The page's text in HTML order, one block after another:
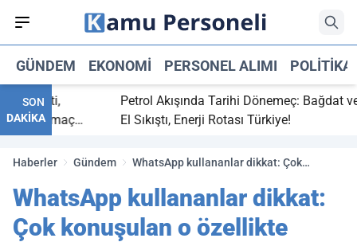
GÜNDEM EKONOMI PERSONEL ALIMI POLITIKA
SON
DAKİKA
bitti,
maç
Petrol Akışında Tarihi Dönemeç: Bağdat ve
El Sıkıştı, Enerji Rotası Türkiye!
Haberler Gündem
WhatsApp kullananlar dikkat: Çok
Artık kullanılamayacak
WhatsApp kullananlar dikkat:
Çok konuşulan o özellikte